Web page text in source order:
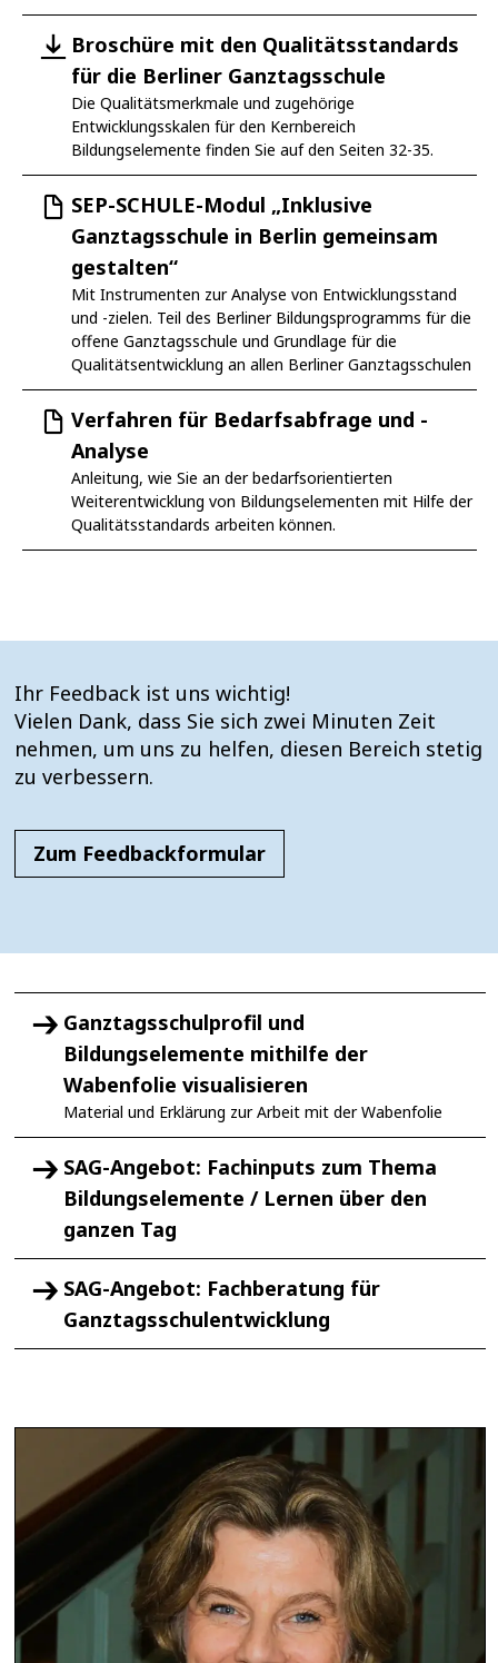
Broschüre mit den Qualitätsstandards
für die Berliner Ganztagsschule
Die Qualitätsmerkmale und zugehörige
Entwicklungsskalen für den Kernbereich
Bildungselemente finden Sie auf den Seiten 32-35.
SEP-SCHULE-Modul „Inklusive
Ganztagsschule in Berlin gemeinsam
gestalten“
Mit Instrumenten zur Analyse von Entwicklungsstand
und -zielen. Teil des Berliner Bildungsprogramms für die
offene Ganztagsschule und Grundlage für die
Qualitätsentwicklung an allen Berliner Ganztagsschulen
Verfahren für Bedarfsabfrage und -
Analyse
Anleitung, wie Sie an der bedarfsorientierten
Weiterentwicklung von Bildungselementen mit Hilfe der
Qualitätsstandards arbeiten können.
Ihr Feedback ist uns wichtig!
Vielen Dank, dass Sie sich zwei Minuten Zeit
nehmen, um uns zu helfen, diesen Bereich stetig
zu verbessern.
Zum Feedbackformular
Ganztagsschulprofil und
Bildungselemente mithilfe der
Wabenfolie visualisieren
Material und Erklärung zur Arbeit mit der Wabenfolie
SAG-Angebot: Fachinputs zum Thema
Bildungselemente / Lernen über den
ganzen Tag
SAG-Angebot: Fachberatung für
Ganztagsschulentwicklung